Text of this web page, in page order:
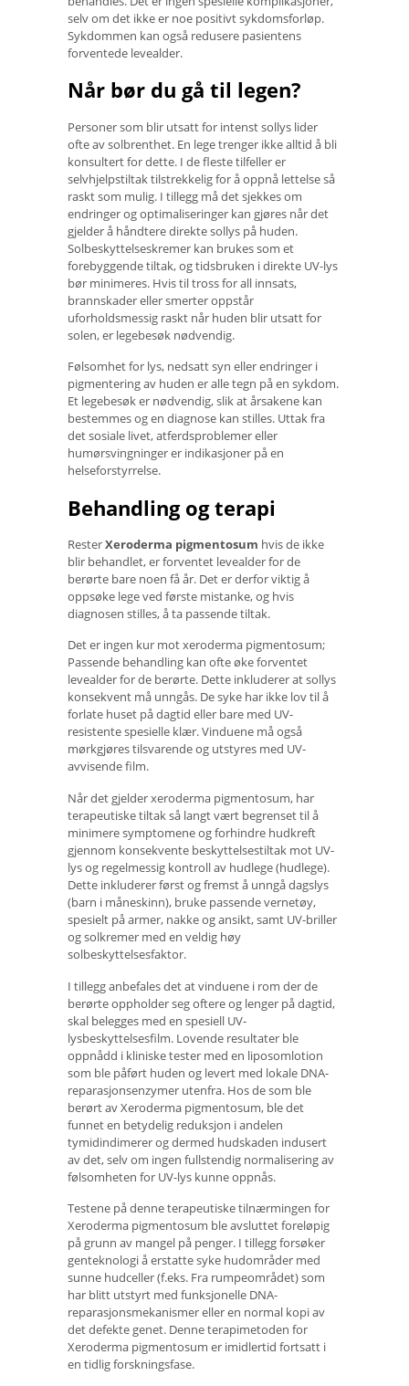
selv om det ikke er noe positivt sykdomsforløp.
Sykdommen kan også redusere pasientens
forventede levealder.
Når bør du gå til legen?
Personer som blir utsatt for intenst sollys lider
ofte av solbrenthet. En lege trenger ikke alltid å bli
konsultert for dette. I de fleste tilfeller er
selvhjelpstiltak tilstrekkelig for å oppnå lettelse så
raskt som mulig. I tillegg må det sjekkes om
endringer og optimaliseringer kan gjøres når det
gjelder å håndtere direkte sollys på huden.
Solbeskyttelseskremer kan brukes som et
forebyggende tiltak, og tidsbruken i direkte UV-lys
bør minimeres. Hvis til tross for all innsats,
brannskader eller smerter oppstår
uforholdsmessig raskt når huden blir utsatt for
solen, er legebesøk nødvendig.
Følsomhet for lys, nedsatt syn eller endringer i
pigmentering av huden er alle tegn på en sykdom.
Et legebesøk er nødvendig, slik at årsakene kan
bestemmes og en diagnose kan stilles. Uttak fra
det sosiale livet, atferdsproblemer eller
humørsvingninger er indikasjoner på en
helseforstyrrelse.
Behandling og terapi
ResterXeroderma pigmentosum hvis de ikke
blir behandlet, er forventet levealder for de
berørte bare noen få år. Det er derfor viktig å
oppsøke lege ved første mistanke, og hvis
diagnosen stilles, å ta passende tiltak.
Det er ingen kur mot xeroderma pigmentosum;
Passende behandling kan ofte øke forventet
levealder for de berørte. Dette inkluderer at sollys
konsekvent må unngås. De syke har ikke lov til å
forlate huset på dagtid eller bare med UV-
resistente spesielle klær. Vinduene må også
mørkgjøres tilsvarende og utstyres med UV-
avvisende film.
Når det gjelder xeroderma pigmentosum, har
terapeutiske tiltak så langt vært begrenset til å
minimere symptomene og forhindre hudkreft
gjennom konsekvente beskyttelsestiltak mot UV-
lys og regelmessig kontroll av hudlege (hudlege).
Dette inkluderer først og fremst å unngå dagslys
(barn i måneskinn), bruke passende vernetøy,
spesielt på armer, nakke og ansikt, samt UV-briller
og solkremer med en veldig høy
solbeskyttelsesfaktor.
I tillegg anbefales det at vinduene i rom der de
berørte oppholder seg oftere og lenger på dagtid,
skal belegges med en spesiell UV-
lysbeskyttelsesfilm. Lovende resultater ble
oppnådd i kliniske tester med en liposomlotion
som ble påført huden og levert med lokale DNA-
reparasjonsenzymer utenfra. Hos de som ble
berørt av Xeroderma pigmentosum, ble det
funnet en betydelig reduksjon i andelen
tymidindimerer og dermed hudskaden indusert
av det, selv om ingen fullstendig normalisering av
følsomheten for UV-lys kunne oppnås.
Testene på denne terapeutiske tilnærmingen for
Xeroderma pigmentosum ble avsluttet foreløpig
på grunn av mangel på penger. I tillegg forsøker
genteknologi å erstatte syke hudområder med
sunne hudceller (f.eks. Fra rumpeområdet) som
har blitt utstyrt med funksjonelle DNA-
reparasjonsmekanismer eller en normal kopi av
det defekte genet. Denne terapimetoden for
Xeroderma pigmentosum er imidlertid fortsatt i
en tidlig forskningsfase.